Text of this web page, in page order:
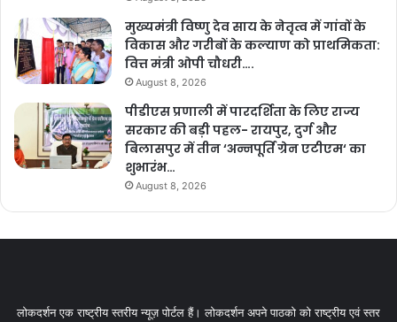
मुख्यमंत्री विष्णु देव साय के नेतृत्व में गांवों के
विकास और गरीबों के कल्याण को प्राथमिकता:
वित्त मंत्री ओपी चौधरी….
August 8, 2026
पीडीएस प्रणाली में पारदर्शिता के लिए राज्य
सरकार की बड़ी पहल- रायपुर, दुर्ग और
बिलासपुर में तीन ‘अन्नपूर्ति ग्रेन एटीएम‘ का
शुभारंभ…
August 8, 2026
लोकदर्शन एक राष्ट्रीय स्तरीय न्यूज़ पोर्टल हैं। लोकदर्शन अपने पाठको को राष्ट्रीय एवं स्तर